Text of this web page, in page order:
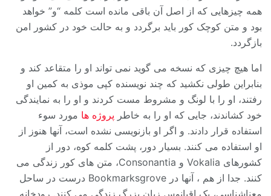
همه چیزهایی که از اصل آن باقی مانده است کلمه “و” خواهد
بود و متن کوچک کور باید برگردد و به حالت خود در کشور امن
بازگردد.
اما هیچ چیزی که نسخه می گوید نمی تواند او را متقاعد کند و
بنابراین طولی نکشید که چند نویسنده کپی موذی به کمین او
رفتند، او را با لونگ و مشروط مست کردند و او را به نمایندگی
خود کشاندند، جایی که او را به خاطر پروژه ها مورد سوء
استفاده قرار دادند. و اگر او بازنویسی نشده است، آنها هنوز از
او استفاده می کنند. بسیار دور، پشت کلمه کوه، دور از
کشورهای Vokalia و Consonantia، متن های کور زندگی می
کنند. جدا از هم ، آنها در Bookmarksgrove درست در ساحل
معناشناسی، یک اقیانوس زبان بزرگ زندگی می کنند. رودخانه